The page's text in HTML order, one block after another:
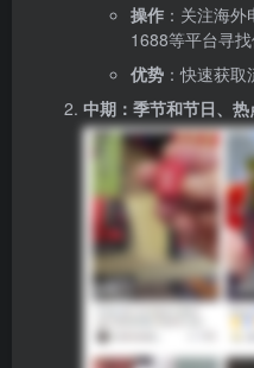
操作 ：关注海
1688等平台寻找
优势 ：快速获
中期：季节和节日、